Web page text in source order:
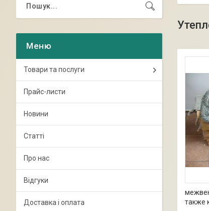
также
Товари та послуги
Прайс-листи
Новини
Статті
Про нас
Відгуки
Доставка і оплата